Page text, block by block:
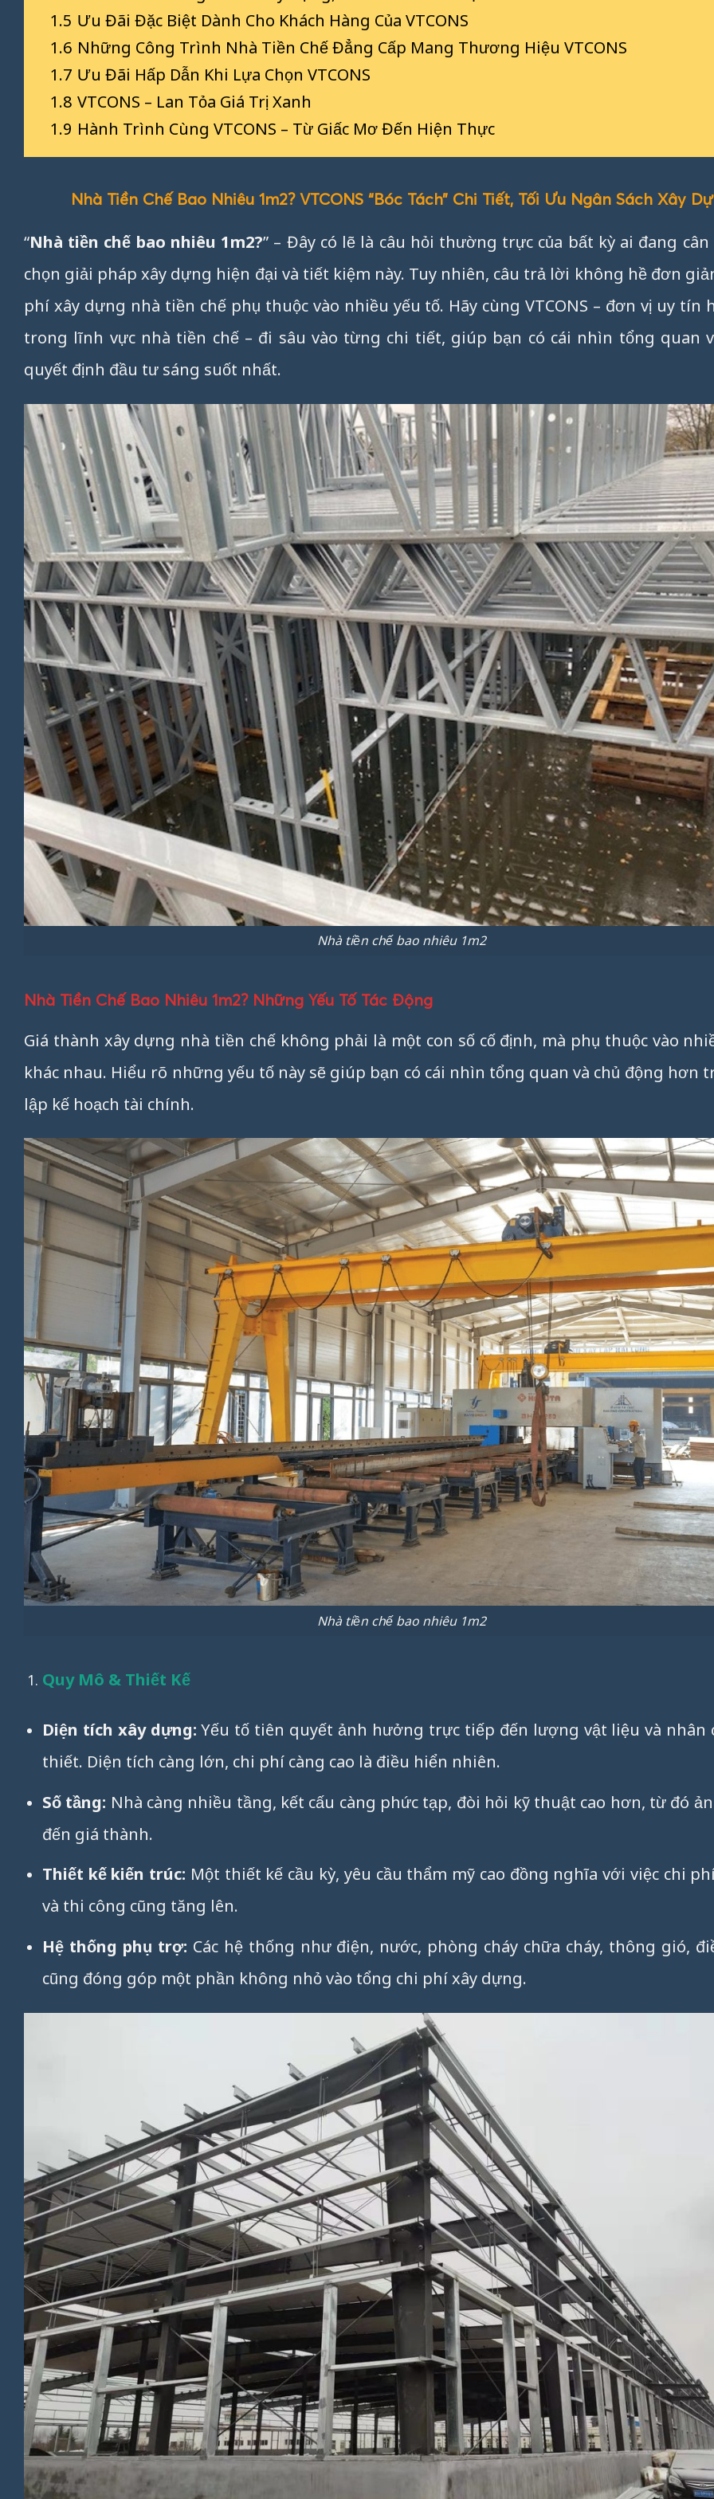
1.5 Ưu Đãi Đặc Biệt Dành Cho Khách Hàng Của VTCONS
1.6 Những Công Trình Nhà Tiền Chế Đẳng Cấp Mang Thương Hiệu VTCONS
1.7 Ưu Đãi Hấp Dẫn Khi Lựa Chọn VTCONS
1.8 VTCONS – Lan Tỏa Giá Trị Xanh
1.9 Hành Trình Cùng VTCONS – Từ Giấc Mơ Đến Hiện Thực
Nhà Tiền Chế Bao Nhiêu 1m2? VTCONS “Bóc Tách” Chi Tiết, Tối Ưu Ngân Sách Xây
“Nhà tiền chế bao nhiêu 1m2?” – Đây có lẽ là câu hỏi thường trực của bất kỳ ai đang cân
chọn giải pháp xây dựng hiện đại và tiết kiệm này. Tuy nhiên, câu trả lời không hề đơn
phí xây dựng nhà tiền chế phụ thuộc vào nhiều yếu tố. Hãy cùng VTCONS – đơn vị uy tín
trong lĩnh vực nhà tiền chế – đi sâu vào từng chi tiết, giúp bạn có cái nhìn tổng quan
quyết định đầu tư sáng suốt nhất.
Nhà tiền chế bao nhiêu 1m2
Nhà Tiền Chế Bao Nhiêu 1m2? Những Yếu Tố Tác Động
Giá thành xây dựng nhà tiền chế không phải là một con số cố định, mà phụ thuộc vào
khác nhau. Hiểu rõ những yếu tố này sẽ giúp bạn có cái nhìn tổng quan và chủ động hơn
lập kế hoạch tài chính.
Nhà tiền chế bao nhiêu 1m2
Quy Mô & Thiết Kế
Diện tích xây dựng: Yếu tố tiên quyết ảnh hưởng trực tiếp đến lượng vật liệu và nhân
thiết. Diện tích càng lớn, chi phí càng cao là điều hiển nhiên.
Số tầng: Nhà càng nhiều tầng, kết cấu càng phức tạp, đòi hỏi kỹ thuật cao hơn, từ đó
đến giá thành.
Thiết kế kiến trúc: Một thiết kế cầu kỳ, yêu cầu thẩm mỹ cao đồng nghĩa với việc chi
và thi công cũng tăng lên.
Hệ thống phụ trợ: Các hệ thống như điện, nước, phòng cháy chữa cháy, thông gió,
cũng đóng góp một phần không nhỏ vào tổng chi phí xây dựng.